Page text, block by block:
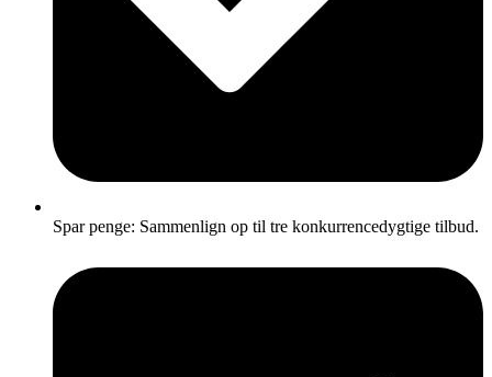
Spar penge: Sammenlign op til tre konkurrencedygtige tilbud.